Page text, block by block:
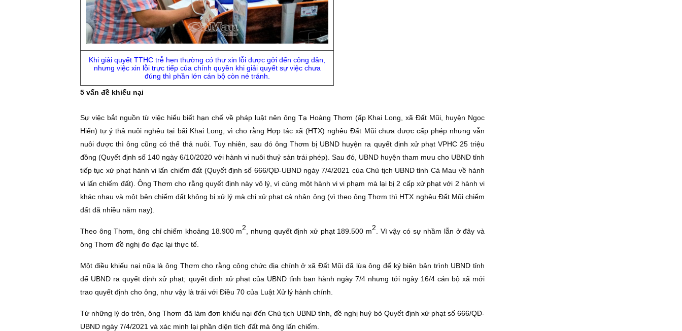
Khi giải quyết TTHC trễ hẹn thường có thư xin lỗi được gởi đến công dân,
nhưng việc xin lỗi trực tiếp của chính quyền khi giải quyết sự việc chưa
đúng thì phần lớn cán bộ còn né tránh.
5 vấn đề khiếu nại
Sự việc bắt nguồn từ việc hiểu biết hạn chế về pháp luật nên ông Tạ Hoàng Thơm (ấp Khai Long, xã Ðất Mũi, huyện Ngọc
Hiển) tự ý thả nuôi nghêu tại bãi Khai Long, vì cho rằng Hợp tác xã (HTX) nghêu Ðất Mũi chưa được cấp phép nhưng vẫn
nuôi được thì ông cũng có thể thả nuôi. Tuy nhiên, sau đó ông Thơm bị UBND huyện ra quyết định xử phạt VPHC 25 triệu
đồng (Quyết định số 140 ngày 6/10/2020 với hành vi nuôi thuỷ sản trái phép). Sau đó, UBND huyện tham mưu cho UBND tỉnh
tiếp tục xử phạt hành vi lấn chiếm đất (Quyết định số 666/QÐ-UBND ngày 7/4/2021 của Chủ tịch UBND tỉnh Cà Mau về hành
vi lấn chiếm đất). Ông Thơm cho rằng quyết định này vô lý, vì cùng một hành vi vi phạm mà lại bị 2 cấp xử phạt với 2 hành vi
khác nhau và một bên chiếm đất không bị xử lý mà chỉ xử phạt cá nhân ông (vì theo ông Thơm thì HTX nghêu Ðất Mũi chiếm
đất đã nhiều năm nay).
Theo ông Thơm, ông chỉ chiếm khoảng 18.900 m2 , nhưng quyết định xử phạt 189.500 m2 . Vì vậy có sự nhầm lẫn ở đây và
ông Thơm đề nghị đo đạc lại thực tế.
Một điều khiếu nại nữa là ông Thơm cho rằng công chức địa chính ở xã Ðất Mũi đã lừa ông để ký biên bản trình UBND tỉnh
để UBND ra quyết định xử phạt; quyết định xử phạt của UBND tỉnh ban hành ngày 7/4 nhưng tới ngày 16/4 cán bộ xã mới
trao quyết định cho ông, như vậy là trái với Ðiều 70 của Luật Xử lý hành chính.
Từ những lý do trên, ông Thơm đã làm đơn khiếu nại đến Chủ tịch UBND tỉnh, đề nghị huỷ bỏ Quyết định xử phạt số 666/QÐ-
UBND ngày 7/4/2021 và xác minh lại phần diện tích đất mà ông lấn chiếm.